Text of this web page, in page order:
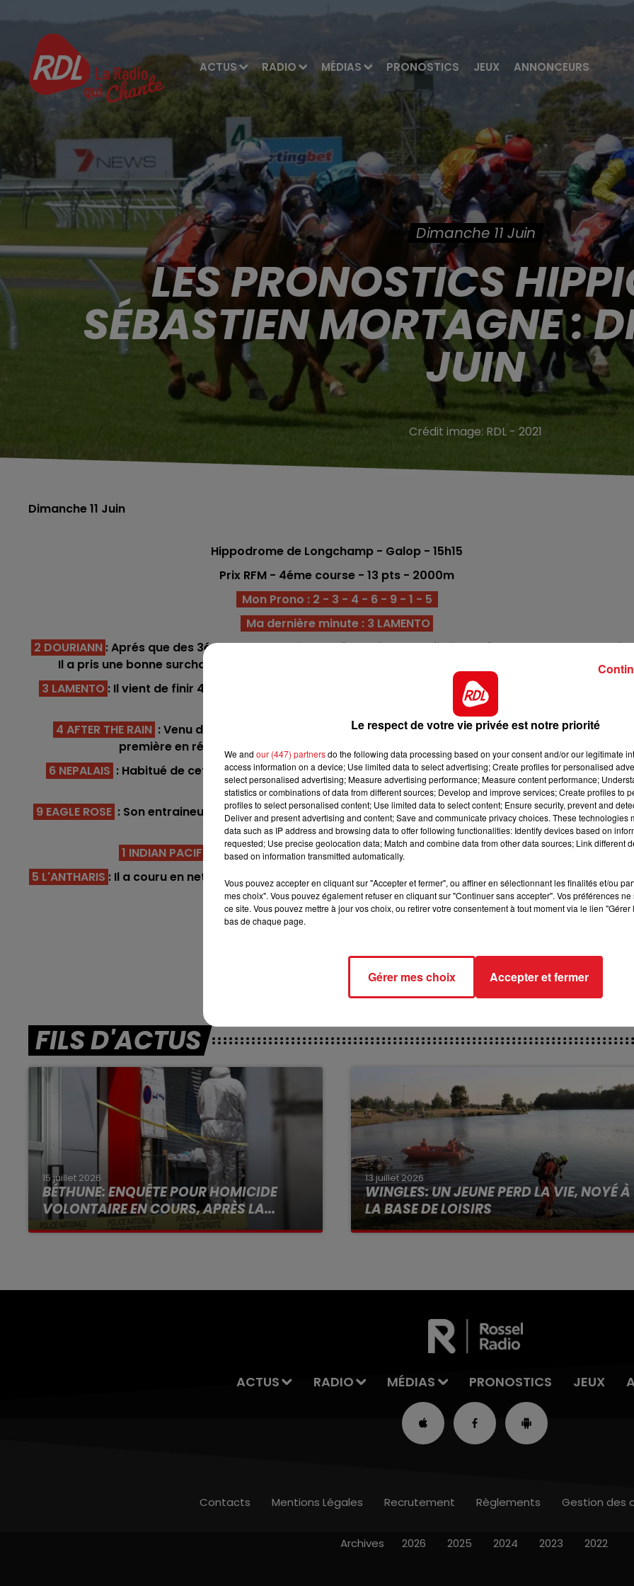
ACTUS RADIO MÉDIAS PRONOSTICS JEUX ANNONCEURS
13h00 - 16h00
LES APRÈS-MIDI QUI CHANTENT
16h00 - 19h00
Dimanche 11 Juin
LES PRONOSTICS
SÉBASTIEN MORTAGNE :
JUIN
Crédit image: RDL - 2021
Dimanche 11 Juin
Hippodrome de Longchamp - Galop - 15h15
Prix RFM - 4éme course - 13 pts - 2000m
Mon Prono : 2 - 3 - 4 - 6 - 9 - 1 - 5
Ma dernière minute : 3 LAMENTO
2 DOURIANN : Aprés que des 3éme place depuis ses débuts, il s'est enfin imposé et de plus dans un
Il a pris une bonne surcharge par le handicapeur, mais il a la marge pour de nouveau l'emporter.
3 LAMENTO : Il vient de finir 4éme aprés une absence de 6 mois. Régulier dans les quintés, il doit monter
4 AFTER THE RAIN : Venu d'Angleterre au printemps, il a montré ses capacités en province. Pour sa
première en région parisienne, il faut s'en méfier pour les premiéres places.
6 NEPALAIS : Habitué de cette catégorie, il reste sur de bonnes performances, qui devrait l'amener à
l'arrivée.
9 EAGLE ROSE : Son entraineur a tenté plus haut dernièrement, sans réel succés et revient dans ce
avec des ambitions.
1 INDIAN PACIFIC
: Il va porter 61 kg mais a 100% de réussite sur cette piste.
5 L'ANTHARIS : Il a couru en net amélioration dans le quinté du 23/5, et avec son numéro 1 dans les stalles
tentera de garder un accessit au poteau
**********
FILS D'ACTUS
15 juillet 2026
BÉTHUNE: ENQUÊTE POUR HOMICIDE
VOLONTAIRE EN COURS, APRÈS LA...
Selon les premiers éléments, le logement
13 juillet 2026
WINGLES: UN JEUNE PERD LA VIE, NOYÉ À
LA BASE DE LOISIRS
La victime a coulé à pic
16h00 - 19h00
Le Jukebox RDL Debout c'est l'heure RDL &
ACTUS RADIO MÉDIAS PRONOSTICS JEUX
Contacts Mentions Légales Recrutement Règlements Gestion des
Archives 2026 2025 2024 2023 2022
Le respect de votre vie privée est notre priorité
We and our (447) partnersdo the following data processing based on your consent and/or our legitimate
access information on a device; Use limited data to select advertising; Create profiles for personalised
select personalised advertising; Measure advertising performance; Measure content performance;
statistics or combinations of data from different sources; Develop and improve services; Create profiles to
profiles to select personalised content; Use limited data to select content; Ensure security, prevent and
Deliver and present advertising and content; Save and communicate privacy choices. These technologies
data such as IP address and browsing data to offer following functionalities: Identify devices based on
requested; Use precise geolocation data; Match and combine data from other data sources; Link different
based on information transmitted automatically.
Vous pouvez accepter en cliquant sur "Accepter et fermer", ou affiner en sélectionnant les finalités et/ou
mes choix". Vous pouvez également refuser en cliquant sur "Continuer sans accepter". Vos préférences
ce site. Vous pouvez mettre à jour vos choix, ou retirer votre consentement à tout moment via le lien
bas de chaque page.
Gérer mes choix Accepter et fermer